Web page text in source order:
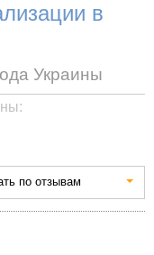
в
Украины
по отзывам